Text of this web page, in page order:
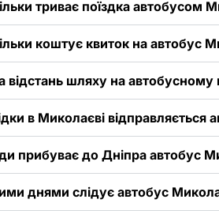
триває поїздка автобусом
коштує квиток на автобус
відстань шляху на
в Миколаєві відправляється
прибуває до Дніпра автобус
днями слідує автобус